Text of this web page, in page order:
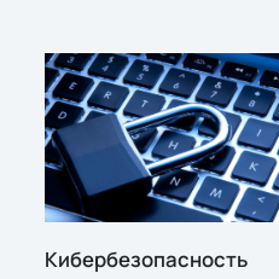
Кибербезопасность